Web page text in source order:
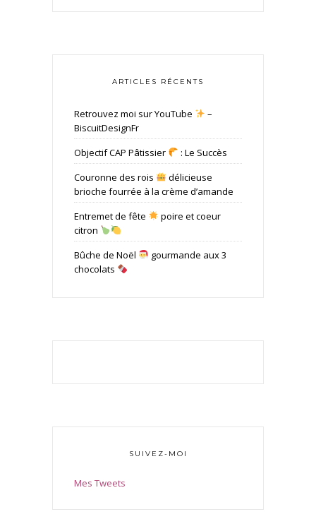
ARTICLES RÉCENTS
Retrouvez moi sur YouTube
–
BiscuitDesignFr
Objectif CAP Pâtissier
: Le Succès
Couronne des rois
délicieuse
brioche fourrée à la crème d’amande
Entremet de fête
poire et coeur
citron
Bûche de Noël
gourmande aux 3
chocolats
SUIVEZ-MOI
Mes Tweets